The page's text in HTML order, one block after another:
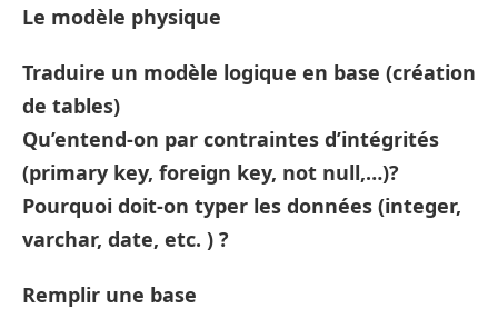
Le modèle physique
Traduire un modèle logique en base (création
de tables)
Qu’entend-on par contraintes d’intégrités
(primary key, foreign key, not null,…)?
Pourquoi doit-on typer les données (integer,
varchar, date, etc. ) ?
Remplir une base